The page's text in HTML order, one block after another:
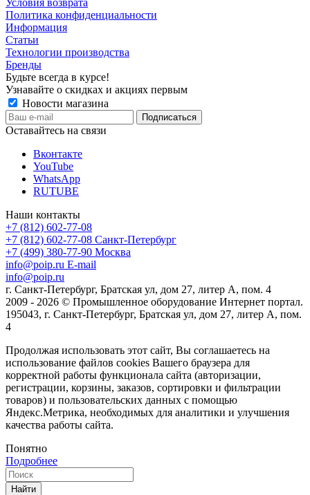
Политика конфиденциальности
Информация
Статьи
Технологии производства
Бренды
Будьте всегда в курсе!
Узнавайте о скидках и акциях первым
Новости магазина
Оставайтесь на связи
Вконтакте
YouTube
WhatsApp
RUTUBE
Наши контакты
+7 (812) 602-77-08
+7 (812) 602-77-08 Санкт-Петербург
+7 (499) 380-77-90 Москва
info@poip.ru E-mail
info@poip.ru
г. Санкт-Петербург, Братская ул, дом 27, литер А, пом. 4
2009 - 2026 © Промышленное оборудование Интернет портал.
195043, г. Санкт-Петербург, Братская ул, дом 27, литер А, пом.
4
Продолжая использовать этот сайт, Вы соглашаетесь на
использование файлов cookies Вашего браузера для
корректной работы функционала сайта (авторизации,
регистрации, корзины, заказов, сортировки и фильтрации
товаров) и пользовательских данных с помощью
Яндекс.Метрика, необходимых для аналитики и улучшения
качества работы сайта.
Понятно
Подробнее
Найти